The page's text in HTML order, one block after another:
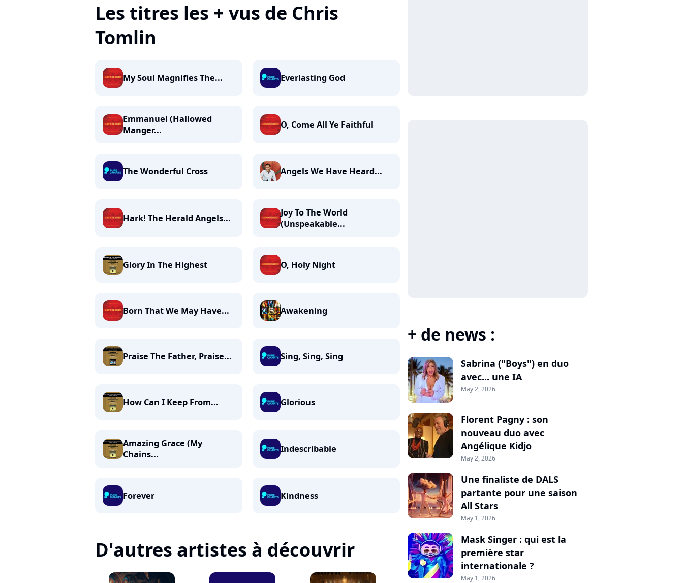
Les titres les + vus de Chris
Tomlin
My Soul Magnifies The... Everlasting God
Emmanuel (Hallowed
Manger...
O, Come All Ye Faithful
The Wonderful Cross Angels We Have Heard...
Hark! The Herald Angels...
Joy To The World
(Unspeakable...
Glory In The Highest O, Holy Night
Born That We May Have... Awakening
Praise The Father, Praise... Sing, Sing, Sing
How Can I Keep From... Glorious
Amazing Grace (My
Chains...
Indescribable
Forever Kindness
D'autres artistes à découvrir
+ de news :
Sabrina ("Boys") en duo
avec... une IA
May 2, 2026
Florent Pagny : son
nouveau duo avec
Angélique Kidjo
May 2, 2026
Une finaliste de DALS
partante pour une saison
All Stars
May 1, 2026
Mask Singer : qui est la
première star
internationale ?
May 1, 2026